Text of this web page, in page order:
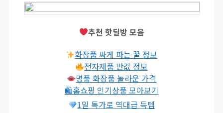
추천 핫딜방 모음
화장품 싸게 파는 꿀 정보
전자제품 반값 정보
명품 화장품 놀라운 가격
🛍홈쇼핑 인기상품 모아보기
1일 특가로 역대급 득템